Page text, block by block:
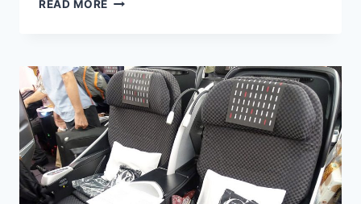
READ MORE
AIRLINES)
สนาม
บิน
สุวรรณภูมิ
(ปรับปรุง
ใหม่)